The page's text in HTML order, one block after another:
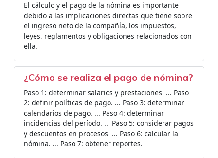
El cálculo y el pago de la nómina es importante
debido a las implicaciones directas que tiene sobre
el ingreso neto de la compañía, los impuestos,
leyes, reglamentos y obligaciones relacionados con
ella.
¿Cómo se realiza el pago de nómina?
Paso 1: determinar salarios y prestaciones. ... Paso
2: definir políticas de pago. ... Paso 3: determinar
calendarios de pago. ... Paso 4: determinar
incidencias del período. ... Paso 5: considerar pagos
y descuentos en procesos. ... Paso 6: calcular la
nómina. ... Paso 7: obtener reportes.